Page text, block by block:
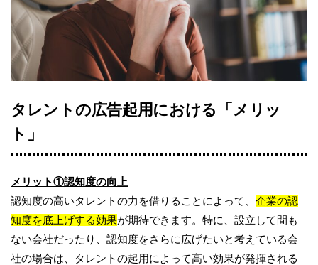
タレントの広告起用における「メリッ
ト」
メリット①認知度の向上
認知度の高いタレントの力を借りることによって、 企業の認
知度を底上げする効果が期待できます。特に、設立して間も
ない会社だったり、認知度をさらに広げたいと考えている会
社の場合は、タレントの起用によって高い効果が発揮される